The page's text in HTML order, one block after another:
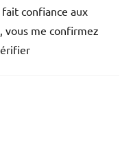
fait confiance aux
vous me confirmez